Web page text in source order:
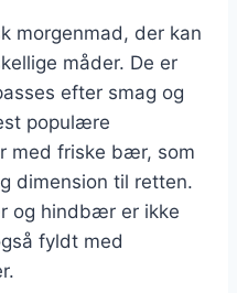
morgenmad, der kan
måder. De er
efter smag og
populære
med friske bær, som
dimension til retten.
og hindbær er ikke
fyldt med